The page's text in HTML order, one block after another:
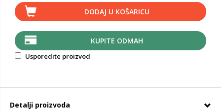
DODAJ U KOŠARICU
KUPITE ODMAH
Usporedite proizvod
Detalji proizvoda